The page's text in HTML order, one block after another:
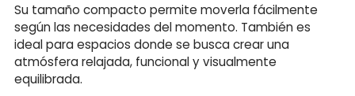
Su tamaño compacto permite moverla fácilmente
según las necesidades del momento. También es
ideal para espacios donde se busca crear una
atmósfera relajada, funcional y visualmente
equilibrada.